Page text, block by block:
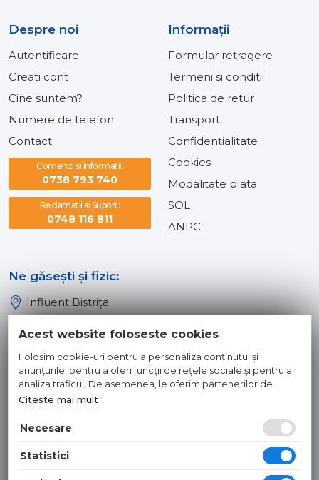
Despre noi
Autentificare
Creati cont
Cine suntem?
Numere de telefon
Contact
Comenzi si informatii:
0738 793 740
Reclamatii si Suport:
0748 116 811
Informaţii
Formular retragere
Termeni si conditii
Politica de retur
Transport
Confidentialitate
Cookies
Modalitate plata
SOL
ANPC
Ne găsești și fizic:
Influent Bistrița
Influent Dej
© 2026 INFLUENT SRL
Toate preturile sunt exprimate in lei si includ tva. Ofertele sunt
Hosted byNameBox
Acest website foloseste cookies
Folosim cookie-uri pentru a personaliza conținutul și
anunțurile, pentru a oferi funcții de rețele sociale și pentru a
analiza traficul. De asemenea, le oferim partenerilor de
rețele sociale, de publicitate și de analize informații cu privire
la modul în care folosiți site-ul nostru. Aceștia le pot combina
cu alte informații oferite de dvs. sau culese în urma folosirii
Citeste mai mult
Necesare
Statistici